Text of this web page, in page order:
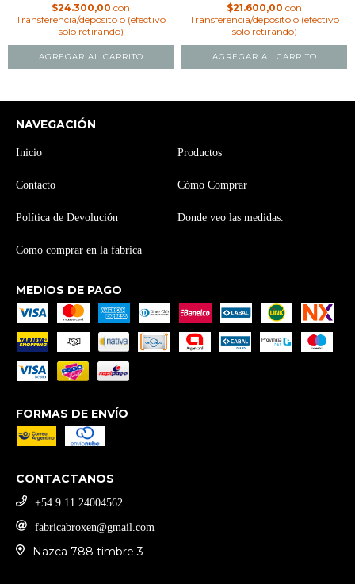
$24.300,00 con
Transferencia/deposito o (efectivo
solo retirando)
AGREGAR AL CARRITO
$21.600,00 con
Transferencia/deposito o (efectivo
solo retirando)
AGREGAR AL CARRITO
NAVEGACIÓN
Inicio Productos
Contacto Cómo Comprar
Política de Devolución Donde veo las medidas.
Como comprar en la fabrica
MEDIOS DE PAGO
FORMAS DE ENVÍO
CONTACTANOS
‪+54 9 11 24004562
fabricabroxen@gmail.com
Nazca 788 timbre 3